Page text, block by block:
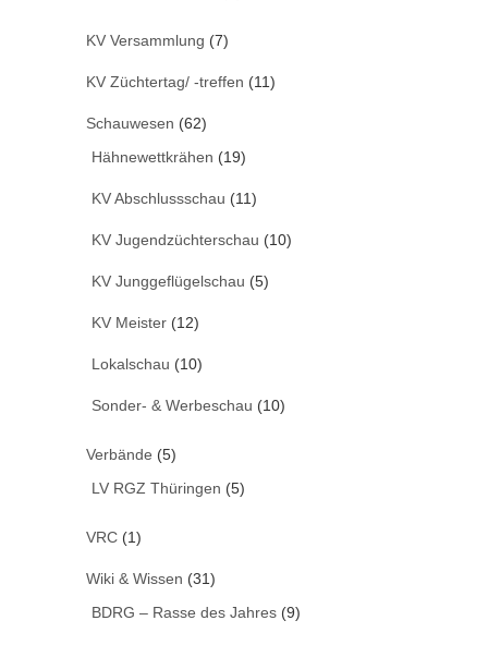
KV Versammlung (7)
KV Züchtertag/ -treffen (11)
Schauwesen (62)
Hähnewettkrähen (19)
KV Abschlussschau (11)
KV Jugendzüchterschau (10)
KV Junggeflügelschau (5)
KV Meister (12)
Lokalschau (10)
Sonder- & Werbeschau (10)
Verbände (5)
LV RGZ Thüringen (5)
VRC (1)
Wiki & Wissen (31)
BDRG – Rasse des Jahres (9)